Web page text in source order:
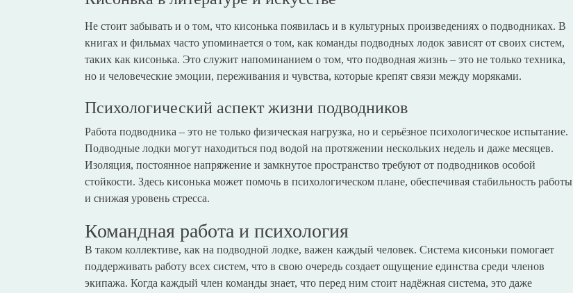
Не стоит забывать и о том, что кисонька появилась и в культурных произведениях о подводниках. В
книгах и фильмах часто упоминается о том, как команды подводных лодок зависят от своих систем,
таких как кисонька. Это служит напоминанием о том, что подводная жизнь – это не только техника,
но и человеческие эмоции, переживания и чувства, которые крепят связи между моряками.
Психологический аспект жизни подводников
Работа подводника – это не только физическая нагрузка, но и серьёзное психологическое испытание.
Подводные лодки могут находиться под водой на протяжении нескольких недель и даже месяцев.
Изоляция, постоянное напряжение и замкнутое пространство требуют от подводников особой
стойкости. Здесь кисонька может помочь в психологическом плане, обеспечивая стабильность работы
и снижая уровень стресса.
Командная работа и психология
В таком коллективе, как на подводной лодке, важен каждый человек. Система кисоньки помогает
поддерживать работу всех систем, что в свою очередь создает ощущение единства среди членов
экипажа. Когда каждый член команды знает, что перед ним стоит надёжная система, это даже